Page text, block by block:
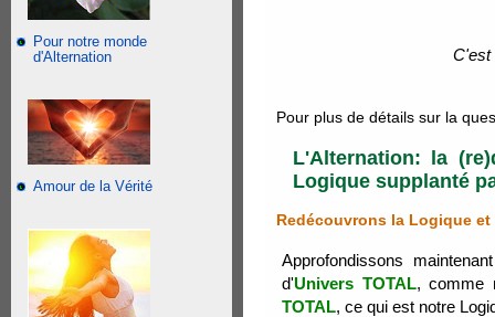
Pour notre monde
d'Alternation
Amour de la Vérité
C'est
Pour plus de détails sur la
L'Alternation: la
Logique supplanté
Redécouvrons la Logique
Approfondissons
d'Univers TOTAL, comme
TOTAL, ce qui est notre